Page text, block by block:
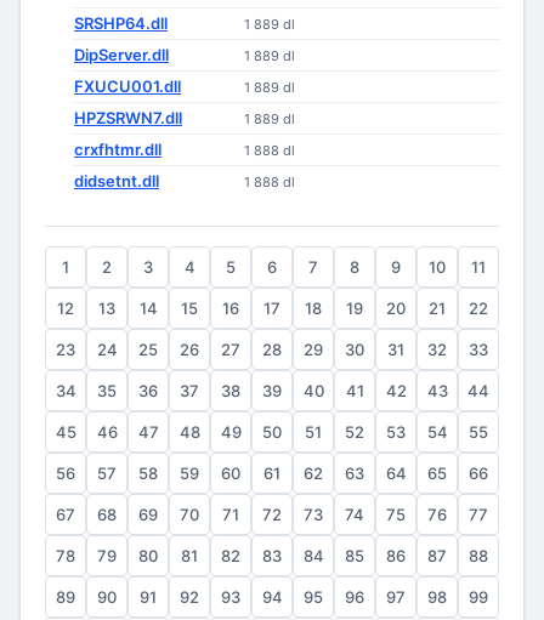
SRSHP64.dll 1 889 dl
DipServer.dll 1 889 dl
FXUCU001.dll 1 889 dl
HPZSRWN7.dll 1 889 dl
crxfhtmr.dll 1 888 dl
didsetnt.dll 1 888 dl
1 2 3 4 5 6 7 8 9 10 11
12 13 14 15 16 17 18 19 20 21 22
23 24 25 26 27 28 29 30 31 32 33
34 35 36 37 38 39 40 41 42 43 44
45 46 47 48 49 50 51 52 53 54 55
56 57 58 59 60 61 62 63 64 65 66
67 68 69 70 71 72 73 74 75 76 77
78 79 80 81 82 83 84 85 86 87 88
89 90 91 92 93 94 95 96 97 98 99